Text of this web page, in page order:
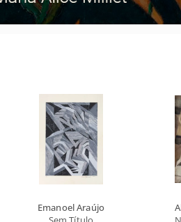
Emanoel Araújo